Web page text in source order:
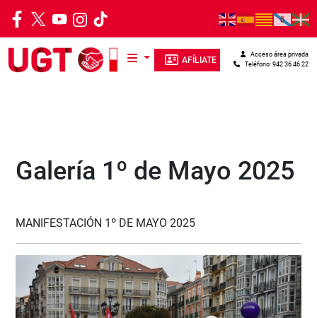
Pasar al contenido principal
AFÍLIATE Teléfono: 942 36 46 22
Acceso área privada
Galería 1º de Mayo 2025
MANIFESTACIÓN 1º DE MAYO 2025